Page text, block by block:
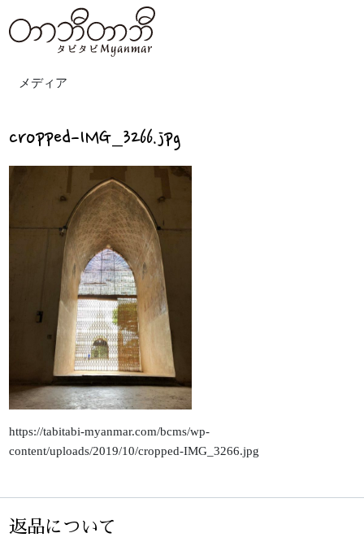
メディア
cropped-IMG_3266.jpg
https://tabitabi-myanmar.com/bcms/wp-
content/uploads/2019/10/cropped-IMG_3266.jpg
返品について